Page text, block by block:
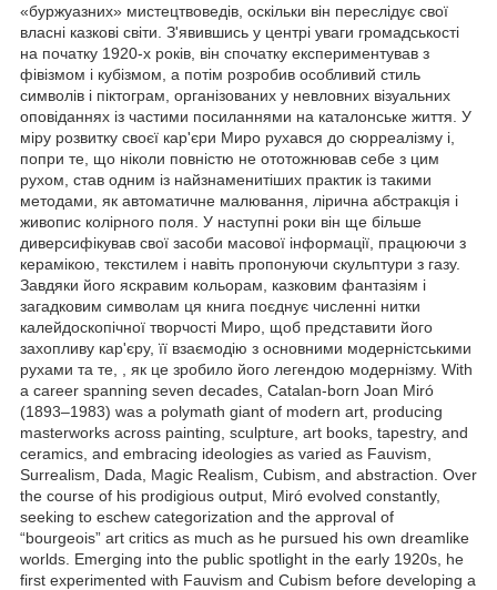
«буржуазних» мистецтвоведів, оскільки він переслідує свої
власні казкові світи. З'явившись у центрі уваги громадськості
на початку 1920-х років, він спочатку експериментував з
фівізмом і кубізмом, а потім розробив особливий стиль
символів і піктограм, організованих у невловних візуальних
оповіданнях із частими посиланнями на каталонське життя. У
міру розвитку своєї кар'єри Миро рухався до сюрреалізму і,
попри те, що ніколи повністю не ототожнював себе з цим
рухом, став одним із найзнаменитіших практик із такими
методами, як автоматичне малювання, лірична абстракція і
живопис колірного поля. У наступні роки він ще більше
диверсифікував свої засоби масової інформації, працюючи з
керамікою, текстилем і навіть пропонуючи скульптури з газу.
Завдяки його яскравим кольорам, казковим фантазіям і
загадковим символам ця книга поєднує численні нитки
калейдоскопічної творчості Миро, щоб представити його
захопливу кар'єру, її взаємодію з основними модерністськими
рухами та те, , як це зробило його легендою модернізму. With
a career spanning seven decades, Catalan-born Joan Miró
(1893–1983) was a polymath giant of modern art, producing
masterworks across painting, sculpture, art books, tapestry, and
ceramics, and embracing ideologies as varied as Fauvism,
Surrealism, Dada, Magic Realism, Cubism, and abstraction. Over
the course of his prodigious output, Miró evolved constantly,
seeking to eschew categorization and the approval of
“bourgeois” art critics as much as he pursued his own dreamlike
worlds. Emerging into the public spotlight in the early 1920s, he
first experimented with Fauvism and Cubism before developing a